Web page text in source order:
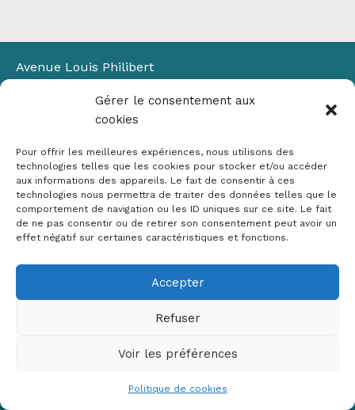
Gérer le consentement aux
cookies
Pour offrir les meilleures expériences, nous utilisons des
technologies telles que les cookies pour stocker et/ou accéder
aux informations des appareils. Le fait de consentir à ces
technologies nous permettra de traiter des données telles que le
comportement de navigation ou les ID uniques sur ce site. Le fait
de ne pas consentir ou de retirer son consentement peut avoir un
effet négatif sur certaines caractéristiques et fonctions.
Accepter
Refuser
Voir les préférences
Politique de cookies
Avenue Louis Philibert
Bâtiment Laennec
13100 Aix-en-Provence
✉ contact@crige-paca.org
Mentions légales
RGPD
Copyright © 2026 Crige PACA